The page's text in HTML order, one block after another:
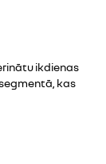
ikdienas
kas